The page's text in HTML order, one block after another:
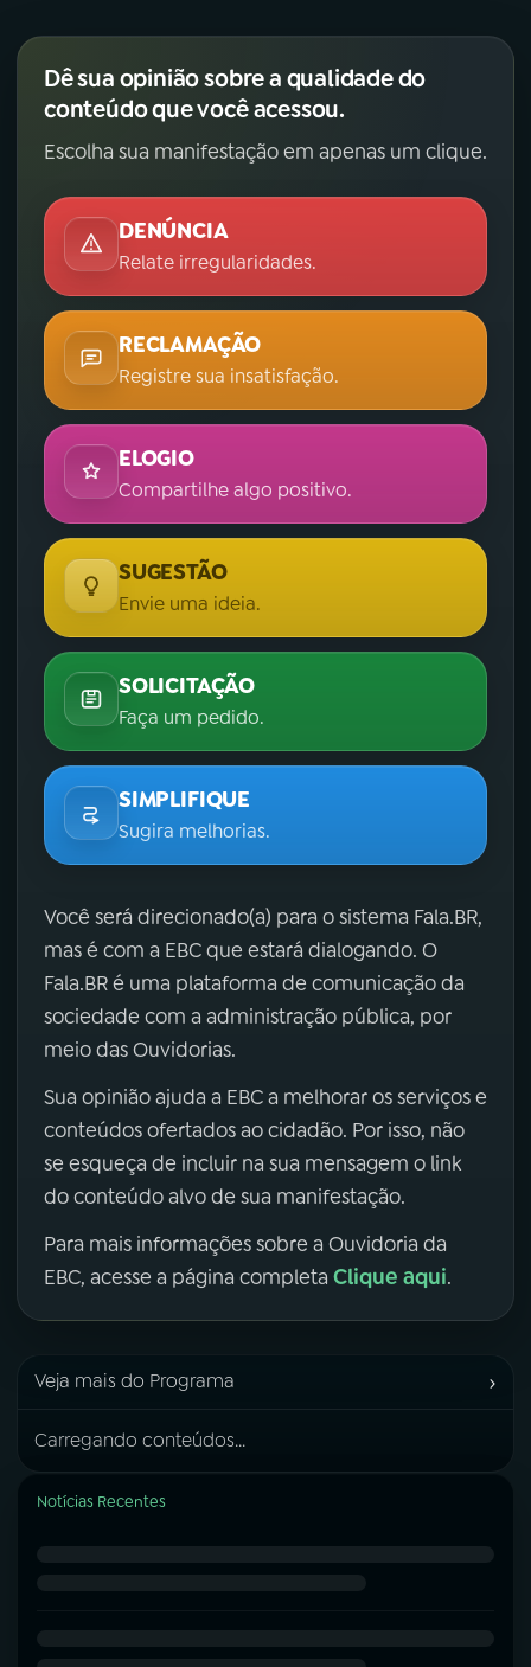
Dê sua opinião sobre a qualidade do
conteúdo que você acessou.
Escolha sua manifestação em apenas um clique.
DENÚNCIA
Relate irregularidades.
RECLAMAÇÃO
Registre sua insatisfação.
ELOGIO
Compartilhe algo positivo.
SUGESTÃO
Envie uma ideia.
SOLICITAÇÃO
Faça um pedido.
SIMPLIFIQUE
Sugira melhorias.
Você será direcionado(a) para o sistema Fala.BR,
mas é com a EBC que estará dialogando. O
Fala.BR é uma plataforma de comunicação da
sociedade com a administração pública, por
meio das Ouvidorias.
Sua opinião ajuda a EBC a melhorar os serviços e
conteúdos ofertados ao cidadão. Por isso, não
se esqueça de incluir na sua mensagem o link
do conteúdo alvo de sua manifestação.
Para mais informações sobre a Ouvidoria da
EBC, acesse a página completa Clique aqui.
Veja mais do Programa ›
Carregando conteúdos...
Notícias Recentes